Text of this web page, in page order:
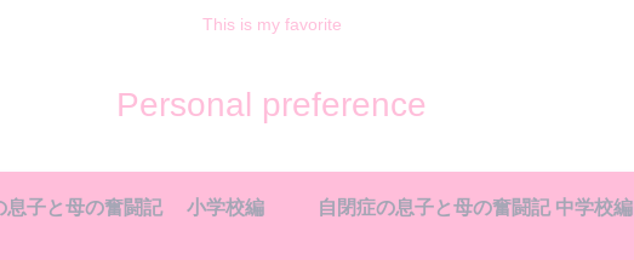
This is my favorite
Personal preference
息子と母の奮闘記 小学校編 自閉症の息子と母の奮闘記 中学校編